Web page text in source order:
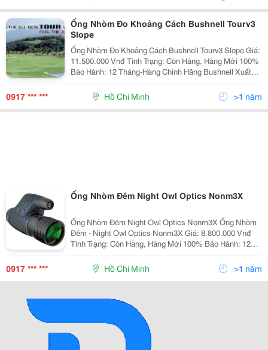
Ống Nhòm Đo Khoảng Cách Bushnell Tourv3
Slope
Ống Nhòm Đo Khoảng Cách Bushnell Tourv3 Slope Giá:
11.500.000 Vnđ Tình Trạng: Còn Hàng, Hàng Mới 100%
Bảo Hành: 12 Tháng-Hàng Chính Hãng Bushnell Xuất
Xứ: Trung Quốc - Là Thiết Bị Xác Định Khoảng Cách
Cao Cấp Sử Dụng Cho
0917 *** *** Hồ Chí Minh >1 năm
Ống Nhòm Đêm Night Owl Optics Nonm3X
Ống Nhòm Đêm Night Owl Optics Nonm3X Ống Nhòm
Đêm - Night Owl Optics Nonm3X Giá: 8.800.000 Vnđ
Tình Trạng: Còn Hàng, Hàng Mới 100% Bảo Hành: 12
Tháng-Hàng Chính Hãng Night Owl Optics (Mỹ) Xuất Xứ
0917 *** *** Hồ Chí Minh >1 năm